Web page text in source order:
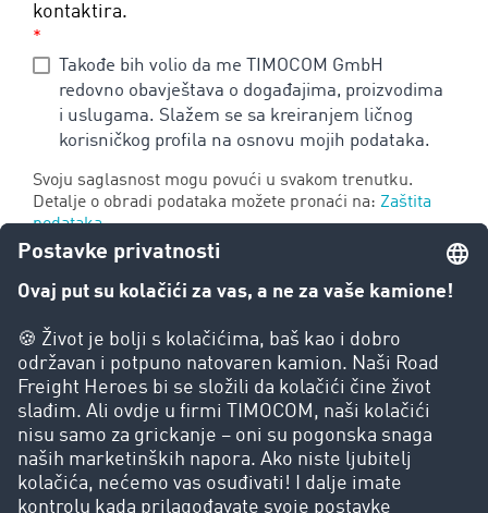
kontaktira.
*
Takođe bih volio da me TIMOCOM GmbH
redovno obavještava o događajima, proizvodima
i uslugama. Slažem se sa kreiranjem ličnog
korisničkog profila na osnovu mojih podataka.
Svoju saglasnost mogu povući u svakom trenutku.
Detalje o obradi podataka možete pronaći na: Zaštita
podataka
Alternativno, možete naručiti dokument uz naknadu od 20,00 EUR. Da
marketing@timocom.com
Alternativno, možete naručiti Belu knjigu uz naknadu od 20,00 EUR. Da
biste to uradili, pošaljite nam e-mejl na sledeću adresu:
marketing@timocom.com